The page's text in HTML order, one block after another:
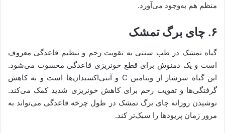
منظم هم به‌وجود می‌‌آورد.
۶. چای برگ تمشک
گیاه تمشک در طب سنتی به تقویت رحم و تنظیم قاعدگی معروف
است و یک دمنوش برای قطع خونریزی قاعدگی محسوب می‌شود.
این گیاه سرشار از ویتامین C و آنتی‌اکسیدان‌ها است و به کاهش
گرفتگی‌ها و تقویت رحم برای کاهش خونریزی شدید کمک می‌کند.
نوشیدن روزانه چای برگ تمشک در طول چرخه قاعدگی می‌تواند به
مرور زمان پریودها را سبک‌تر کند.